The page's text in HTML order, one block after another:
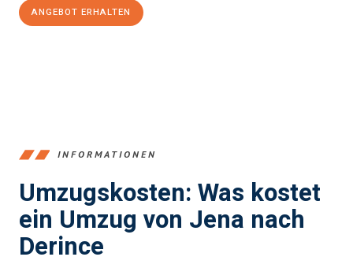
ANGEBOT ERHALTEN
INFORMATIONEN
Umzugskosten: Was kostet
ein Umzug von Jena nach
Derince